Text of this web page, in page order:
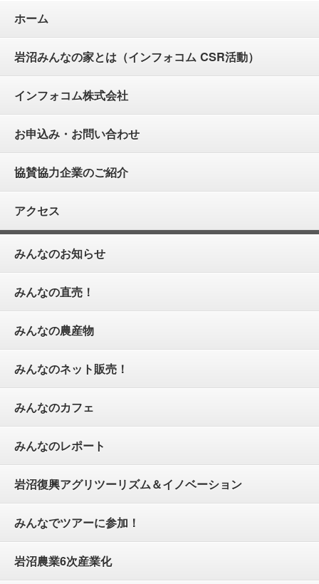
ホーム
岩沼みんなの家とは（インフォコム CSR活動）
インフォコム株式会社
お申込み・お問い合わせ
協賛協力企業のご紹介
アクセス
みんなのお知らせ
みんなの直売！
みんなの農産物
みんなのネット販売！
みんなのカフェ
みんなのレポート
岩沼復興アグリツーリズム＆イノベーション
みんなでツアーに参加！
岩沼農業6次産業化